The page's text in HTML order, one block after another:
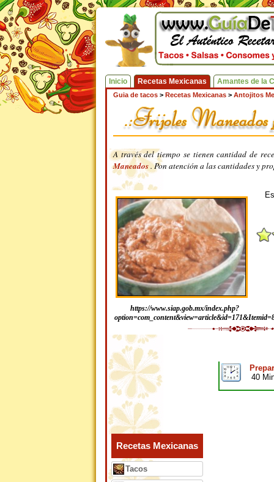
Inicio Recetas Mexicanas Amantes de la
Guia de tacos > Recetas Mexicanas > Antojitos
A través del tiempo se tienen cantidad de
Maneados. Pon atención a las cantidades y
https://www.siap.gob.mx/index.php?
40
Recetas Mexicanas
Tacos